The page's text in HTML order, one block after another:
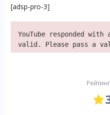
[adsp-pro-3]
YouTube responded
valid. Please pass a